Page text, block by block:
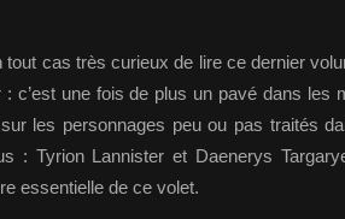
tout cas très curieux de lire ce dernier
: c’est une fois de plus un pavé dans
les personnages peu ou pas traités
: Tyrion Lannister et Daenerys
essentielle de ce volet.